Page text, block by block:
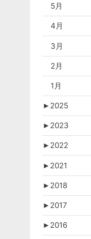
5月
4月
3月
2月
1月
► 2025
► 2023
► 2022
► 2021
► 2018
► 2017
► 2016